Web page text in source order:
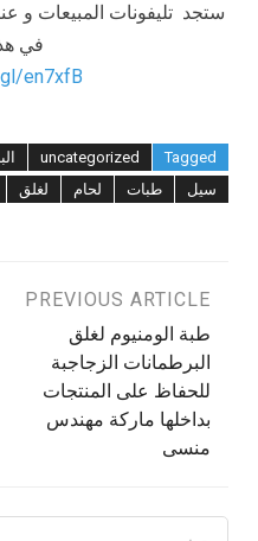
ستجد تليفونات المبيعات و
في
en7xfB
Tagged
uncategorized
سيل
طبات لحام لغلق
تصفّح
المقالات
PREVIOUS ARTICLE
طبة الومنيوم لغلق
البرطمانات الزجاجبة
للحفاظ على المنتجات
بداخلها ماركة مهندس
منسى